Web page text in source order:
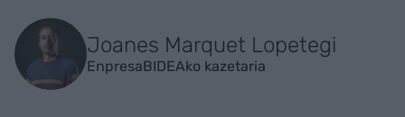
Joanes Marquet Lopetegi
EnpresaBIDEAko kazetaria